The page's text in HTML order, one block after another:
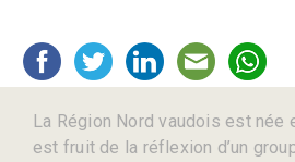
La Région Nord vaudois est née
est fruit de la réflexion d’un